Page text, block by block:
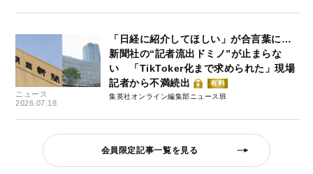
ニュース
2026.07.18
「日経に紹介してほしい」が合言葉に…
新聞社の“記者流出ドミノ”が止まらな
い 「TikToker化まで求められた」現場
記者から不満続出
有料
集英社オンライン編集部ニュース班
会員限定記事一覧を見る